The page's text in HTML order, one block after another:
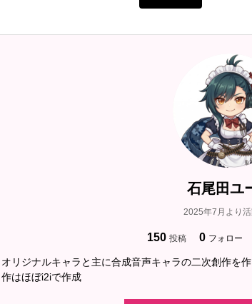
石尾田ユ
2025年7月より
150 投稿 0 フォロー
オリジナルキャラと主に合成音声キャラの二次創作を
作はほぼi2iで作成